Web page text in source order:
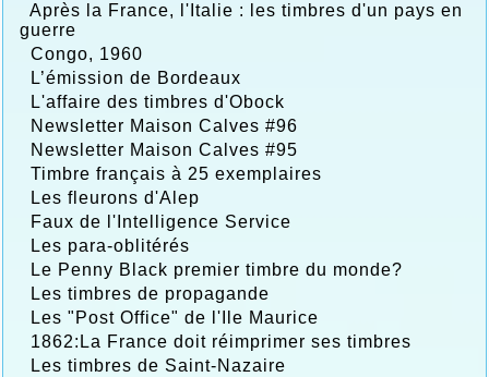
Après la France, l'Italie : les timbres d'un pays en
guerre
Congo, 1960
L’émission de Bordeaux
L'affaire des timbres d'Obock
Newsletter Maison Calves #96
Newsletter Maison Calves #95
Timbre français à 25 exemplaires
Les fleurons d'Alep
Faux de l'Intelligence Service
Les para-oblitérés
Le Penny Black premier timbre du monde?
Les timbres de propagande
Les "Post Office" de l'Ile Maurice
1862:La France doit réimprimer ses timbres
Les timbres de Saint-Nazaire